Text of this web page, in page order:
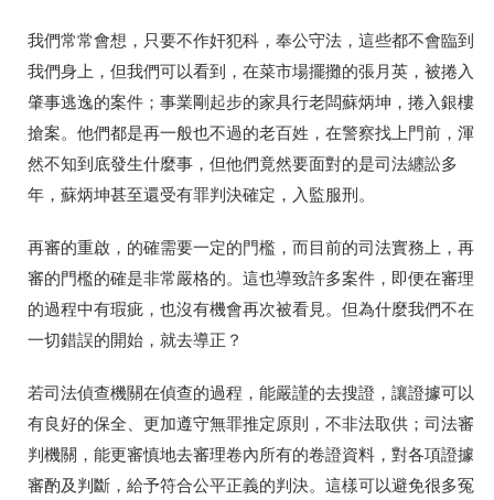
我們常常會想，只要不作奸犯科，奉公守法，這些都不會臨到
我們身上，但我們可以看到，在菜市場擺攤的張月英，被捲入
肇事逃逸的案件；事業剛起步的家具行老闆蘇炳坤，捲入銀樓
搶案。他們都是再一般也不過的老百姓，在警察找上門前，渾
然不知到底發生什麼事，但他們竟然要面對的是司法纏訟多
年，蘇炳坤甚至還受有罪判決確定，入監服刑。
再審的重啟，的確需要一定的門檻，而目前的司法實務上，再
審的門檻的確是非常嚴格的。這也導致許多案件，即便在審理
的過程中有瑕疵，也沒有機會再次被看見。但為什麼我們不在
一切錯誤的開始，就去導正？
若司法偵查機關在偵查的過程，能嚴謹的去搜證，讓證據可以
有良好的保全、更加遵守無罪推定原則，不非法取供；司法審
判機關，能更審慎地去審理卷內所有的卷證資料，對各項證據
審酌及判斷，給予符合公平正義的判決。這樣可以避免很多冤